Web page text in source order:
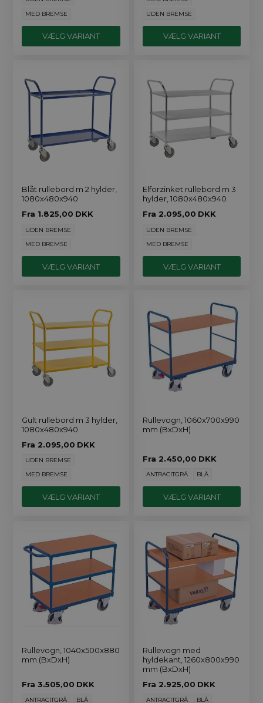
MED BREMSE
VÆLG VARIANT
UDEN BREMSE
VÆLG VARIANT
Blåt rullebord m 2 hylder,
1080x480x940
Fra 1.825,00 DKK
UDEN BREMSE
MED BREMSE
VÆLG VARIANT
Elforzinket rullebord m 3
hylder, 1080x480x940
Fra 2.095,00 DKK
UDEN BREMSE
MED BREMSE
VÆLG VARIANT
Gult rullebord m 3 hylder,
1080x480x940
Fra 2.095,00 DKK
UDEN BREMSE
MED BREMSE
VÆLG VARIANT
Rullevogn, 1060x700x990
mm (BxDxH)
Fra 2.450,00 DKK
ANTRACITGRÅ BLÅ
VÆLG VARIANT
Rullevogn, 1040x500x880
mm (BxDxH)
Fra 3.505,00 DKK
ANTRACITGRÅ BLÅ
Rullevogn med
hyldekant, 1260x800x990
mm (BxDxH)
Fra 2.925,00 DKK
ANTRACITGRÅ BLÅ